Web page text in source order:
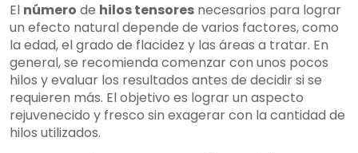
El número de hilos tensores necesarios para lograr
un efecto natural depende de varios factores, como
la edad, el grado de flacidez y las áreas a tratar. En
general, se recomienda comenzar con unos pocos
hilos y evaluar los resultados antes de decidir si se
requieren más. El objetivo es lograr un aspecto
rejuvenecido y fresco sin exagerar con la cantidad de
hilos utilizados.